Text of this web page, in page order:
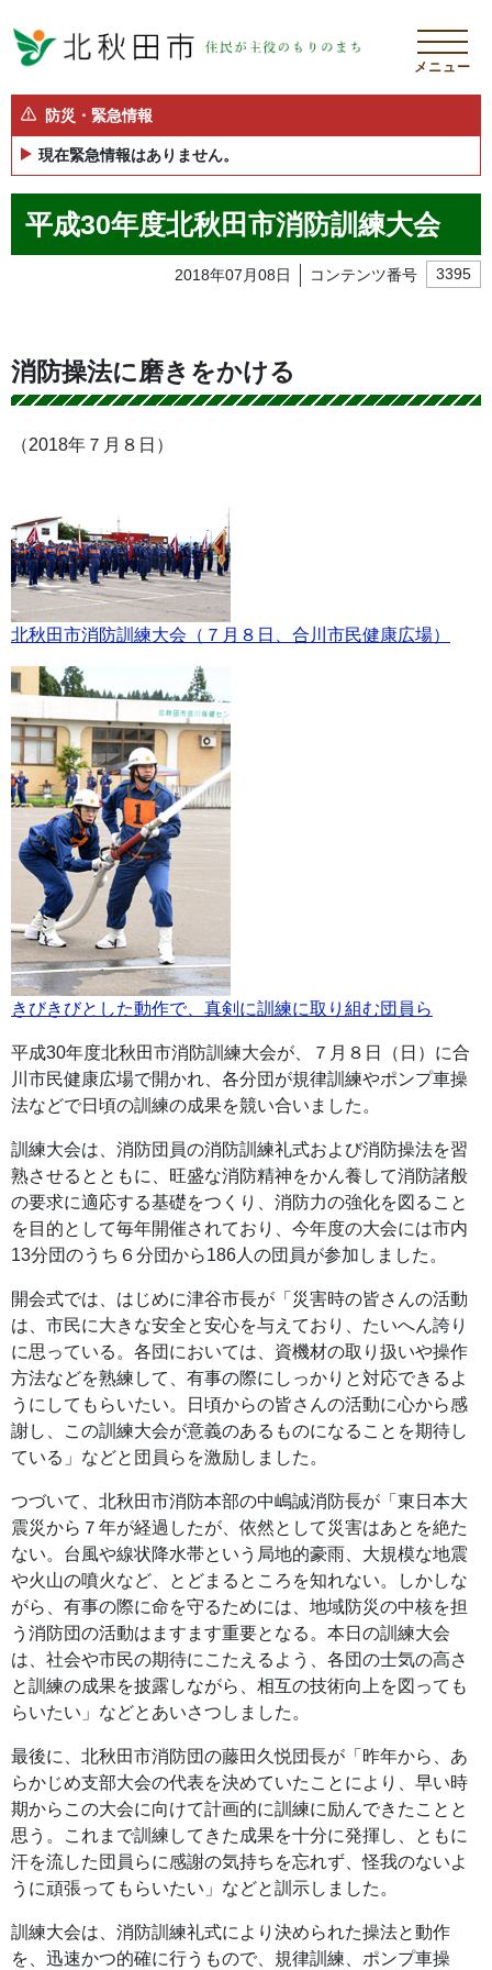
メニュー
防災・緊急情報
現在緊急情報はありません。
平成30年度北秋田市消防訓練大会
2018年07月08日 コンテンツ番号 3395
消防操法に磨きをかける
（2018年７月８日）
北秋田市消防訓練大会（７月８日、合川市民健康広場）
きびきびとした動作で、真剣に訓練に取り組む団員ら
平成30年度北秋田市消防訓練大会が、７月８日（日）に合
川市民健康広場で開かれ、各分団が規律訓練やポンプ車操
法などで日頃の訓練の成果を競い合いました。
訓練大会は、消防団員の消防訓練礼式および消防操法を習
熟させるとともに、旺盛な消防精神をかん養して消防諸般
の要求に適応する基礎をつくり、消防力の強化を図ること
を目的として毎年開催されており、今年度の大会には市内
13分団のうち６分団から186人の団員が参加しました。
開会式では、はじめに津谷市長が「災害時の皆さんの活動
は、市民に大きな安全と安心を与えており、たいへん誇り
に思っている。各団においては、資機材の取り扱いや操作
方法などを熟練して、有事の際にしっかりと対応できるよ
うにしてもらいたい。日頃からの皆さんの活動に心から感
謝し、この訓練大会が意義のあるものになることを期待し
ている」などと団員らを激励しました。
つづいて、北秋田市消防本部の中嶋誠消防長が「東日本大
震災から７年が経過したが、依然として災害はあとを絶た
ない。台風や線状降水帯という局地的豪雨、大規模な地震
や火山の噴火など、とどまるところを知れない。しかしな
がら、有事の際に命を守るためには、地域防災の中核を担
う消防団の活動はますます重要となる。本日の訓練大会
は、社会や市民の期待にこたえるよう、各団の士気の高さ
と訓練の成果を披露しながら、相互の技術向上を図っても
らいたい」などとあいさつしました。
最後に、北秋田市消防団の藤田久悦団長が「昨年から、あ
らかじめ支部大会の代表を決めていたことにより、早い時
期からこの大会に向けて計画的に訓練に励んできたことと
思う。これまで訓練してきた成果を十分に発揮し、ともに
汗を流した団員らに感謝の気持ちを忘れず、怪我のないよ
うに頑張ってもらいたい」などと訓示しました。
訓練大会は、消防訓練礼式により決められた操法と動作
を、迅速かつ的確に行うもので、規律訓練、ポンプ車操